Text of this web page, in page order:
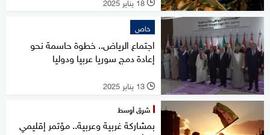
l
خاص
اجتماع الرياض.. خطوة حاسمة نحو
إعادة دمج سوريا عربيا ودوليا
l 13 يناير 2025
شرق أوسط
بمشاركة غربية وعربية.. مؤتمر إقليمي